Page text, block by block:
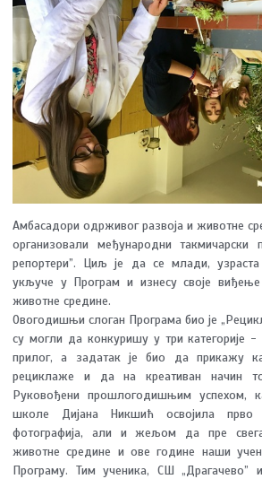
Амбасадори одрживог развоја и животне
организовали међународни
репортери”. Циљ је да се млади,
укључе у Програм и изнесу своје
животне средине.
Овогодишњи слоган Програма био је
су могли да конкуришу у три категорије -
прилог, а задатак је био да прикажу
рециклаже и да на креативан начин то
Руковођени прошлогодишњим успехом,
школе Дијана Никшић освојила прво
фотографија, али и жељом да пре
животне средине и ове године наши
Програму. Тим ученика, СШ „Драгачево”